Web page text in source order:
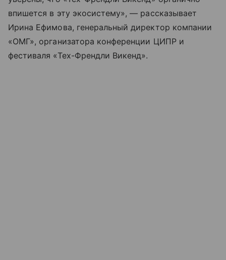
впишется в эту экосистему», — рассказывает
Ирина Ефимова, генеральный директор компании
«ОМГ», организатора конференции ЦИПР и
фестиваля «Тех-Френдли Викенд».